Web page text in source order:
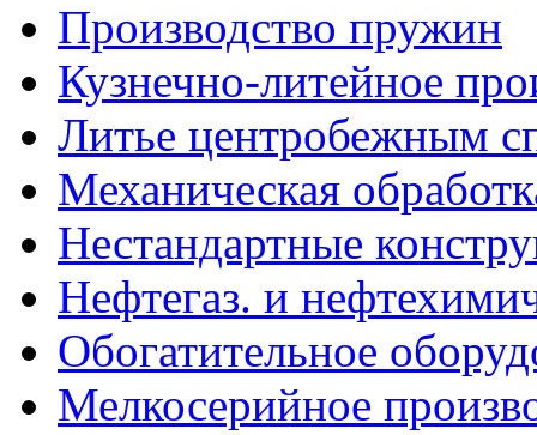
Производство пружин
Кузнечно-литейное
Литье центробежным
Механическая
Нестандартные
Нефтегаз. и
Обогатительное
Мелкосерийное